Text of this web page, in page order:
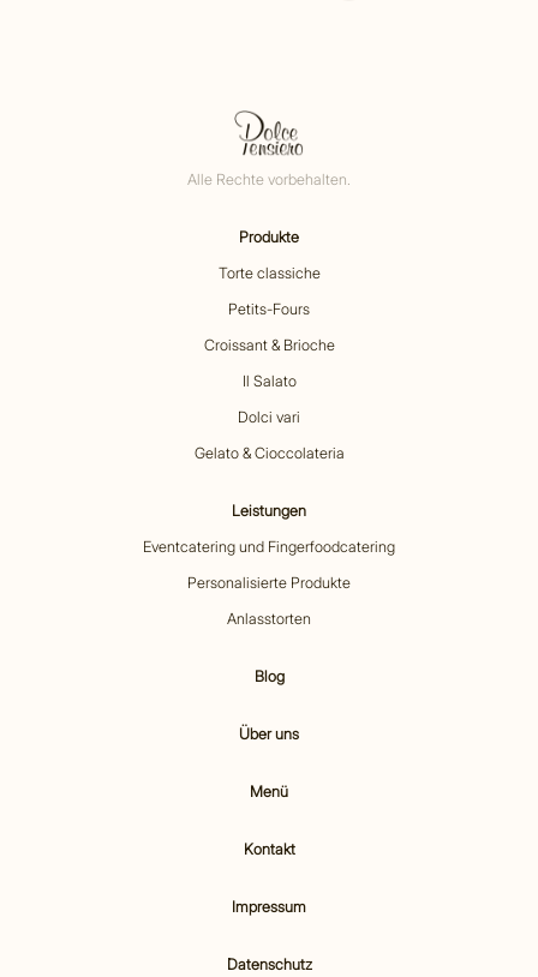
Alle Rechte vorbehalten.
Produkte
Torte classiche
Petits-Fours
Croissant & Brioche
Il Salato
Dolci vari
Gelato & Cioccolateria
Leistungen
Eventcatering und Fingerfoodcatering
Personalisierte Produkte
Anlasstorten
Blog
Über uns
Menü
Kontakt
Impressum
Datenschutz